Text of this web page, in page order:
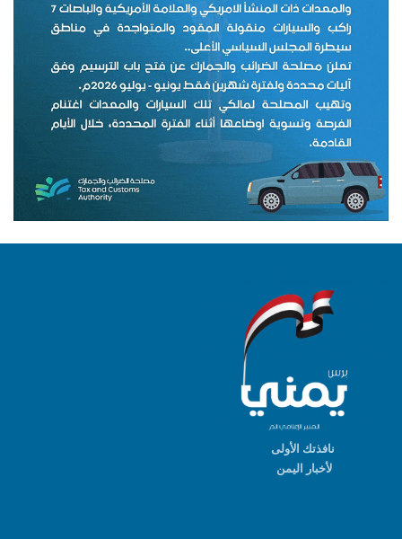
نافذتك الأولى
لأخبار اليمن